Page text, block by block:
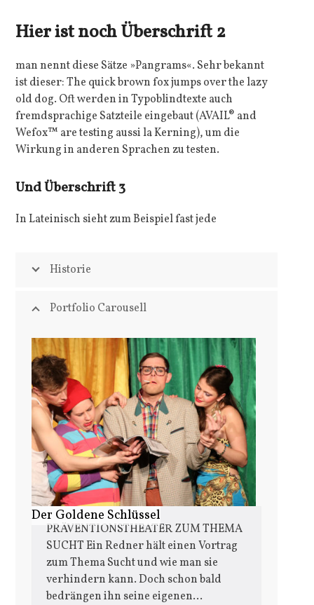
Hier ist noch Überschrift 2
man nennt diese Sätze »Pangrams«. Sehr bekannt
ist dieser: The quick brown fox jumps over the lazy
old dog. Oft werden in Typoblindtexte auch
fremdsprachige Satzteile eingebaut (AVAIL® and
Wefox™ are testing aussi la Kerning), um die
Wirkung in anderen Sprachen zu testen.
Und Überschrift 3
In Lateinisch sieht zum Beispiel fast jede
Historie
Portfolio Carousell
Use
the
left
and
right
arrow
keys
to
access
the
carousel
navigation
buttons
Der Goldene Schlüssel
PRÄVENTIONSTHEATER ZUM THEMA
SUCHT Ein Redner hält einen Vortrag
zum Thema Sucht und wie man sie
verhindern kann. Doch schon bald
bedrängen ihn seine eigenen…